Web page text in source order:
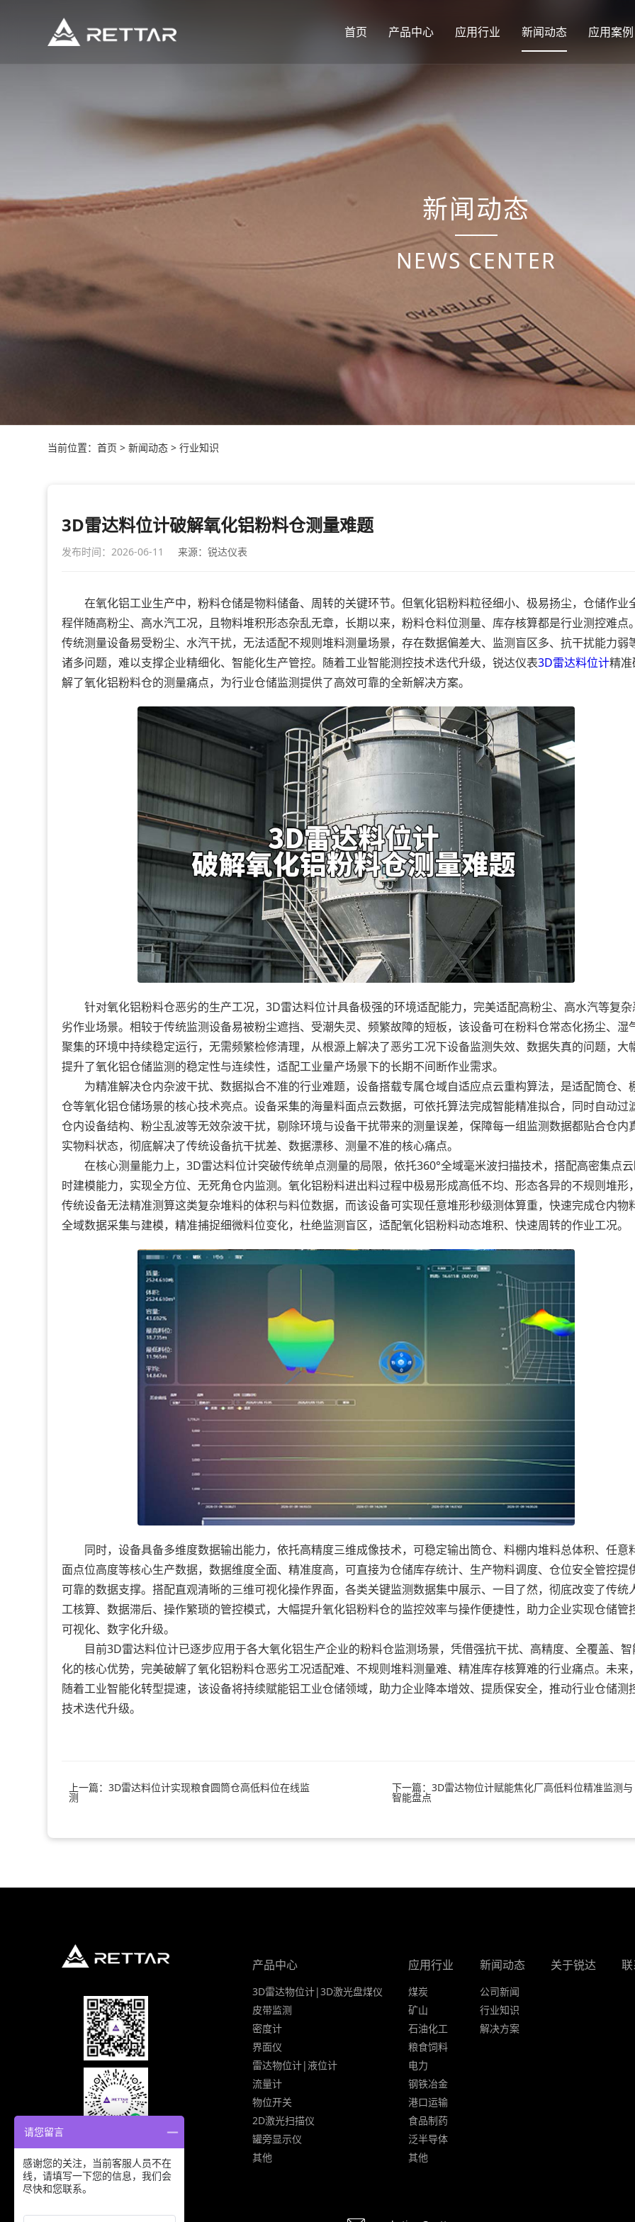
首页 产品中心 应用行业 新闻动态 应用案例
新闻动态
NEWS CENTER
当前位置：首页 > 新闻动态 > 行业知识
3D雷达料位计破解氧化铝粉料仓测量难题
发布时间：2026-06-11 来源：锐达仪表
在氧化铝工业生产中，粉料仓储是物料储备、周转的关键环节。但氧化铝粉料粒径细小、极易扬尘，仓储作业
程伴随高粉尘、高水汽工况，且物料堆积形态杂乱无章，长期以来，粉料仓料位测量、库存核算都是行业测控难点
传统测量设备易受粉尘、水汽干扰，无法适配不规则堆料测量场景，存在数据偏差大、监测盲区多、抗干扰能力弱
诸多问题，难以支撑企业精细化、智能化生产管控。随着工业智能测控技术迭代升级，锐达仪表3D雷达料位计精
解了氧化铝粉料仓的测量痛点，为行业仓储监测提供了高效可靠的全新解决方案。
针对氧化铝粉料仓恶劣的生产工况，3D雷达料位计具备极强的环境适配能力，完美适配高粉尘、高水汽等复杂
劣作业场景。相较于传统监测设备易被粉尘遮挡、受潮失灵、频繁故障的短板，该设备可在粉料仓常态化扬尘、湿
聚集的环境中持续稳定运行，无需频繁检修清理，从根源上解决了恶劣工况下设备监测失效、数据失真的问题，大
提升了氧化铝仓储监测的稳定性与连续性，适配工业量产场景下的长期不间断作业需求。
为精准解决仓内杂波干扰、数据拟合不准的行业难题，设备搭载专属仓域自适应点云重构算法，是适配筒仓、
仓等氧化铝仓储场景的核心技术亮点。设备采集的海量料面点云数据，可依托算法完成智能精准拟合，同时自动过
仓内设备结构、粉尘乱波等无效杂波干扰，剔除环境与设备干扰带来的测量误差，保障每一组监测数据都贴合仓内
实物料状态，彻底解决了传统设备抗干扰差、数据漂移、测量不准的核心痛点。
在核心测量能力上，3D雷达料位计突破传统单点测量的局限，依托360°全域毫米波扫描技术，搭配高密集点
时建模能力，实现全方位、无死角仓内监测。氧化铝粉料进出料过程中极易形成高低不均、形态各异的不规则堆形
传统设备无法精准测算这类复杂堆料的体积与料位数据，而该设备可实现任意堆形秒级测体算重，快速完成仓内物
全域数据采集与建模，精准捕捉细微料位变化，杜绝监测盲区，适配氧化铝粉料动态堆积、快速周转的作业工况。
同时，设备具备多维度数据输出能力，依托高精度三维成像技术，可稳定输出筒仓、料棚内堆料总体积、任意
面点位高度等核心生产数据，数据维度全面、精准度高，可直接为仓储库存统计、生产物料调度、仓位安全管控提
可靠的数据支撑。搭配直观清晰的三维可视化操作界面，各类关键监测数据集中展示、一目了然，彻底改变了传统
工核算、数据滞后、操作繁琐的管控模式，大幅提升氧化铝粉料仓的监控效率与操作便捷性，助力企业实现仓储管
可视化、数字化升级。
目前3D雷达料位计已逐步应用于各大氧化铝生产企业的粉料仓监测场景，凭借强抗干扰、高精度、全覆盖、智
化的核心优势，完美破解了氧化铝粉料仓恶劣工况适配难、不规则堆料测量难、精准库存核算难的行业痛点。未来
随着工业智能化转型提速，该设备将持续赋能铝工业仓储领域，助力企业降本增效、提质保安全，推动行业仓储测
技术迭代升级。
上一篇：3D雷达料位计实现粮食圆筒仓高低料位在线监
测
下一篇：3D雷达物位计赋能焦化厂高低料位精准监测与
智能盘点
产品中心
3D雷达物位计|3D激光盘煤仪
皮带监测
密度计
界面仪
雷达物位计|液位计
流量计
物位开关
2D激光扫描仪
罐旁显示仪
其他
应用行业
煤炭
矿山
石油化工
粮食饲料
电力
钢铁冶金
港口运输
食品制药
泛半导体
其他
新闻动态
公司新闻
行业知识
解决方案
关于锐达
请您留言
感谢您的关注，当前客服人员不在
线，请填写一下您的信息，我们会
尽快和您联系。